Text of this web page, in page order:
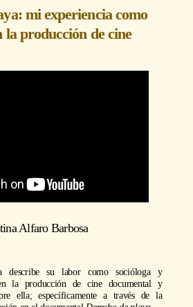
mi experiencia como
la producción de cine
Alfaro Barbosa
describe su labor como socióloga y
la producción de cine documental y
ella; específicamente a través de la